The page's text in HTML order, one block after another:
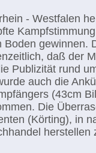
- Westfalen
Boden gewinnen.
daß der
Publizität rund
auch die
(43cm
Die
(Körting), in
herstellen